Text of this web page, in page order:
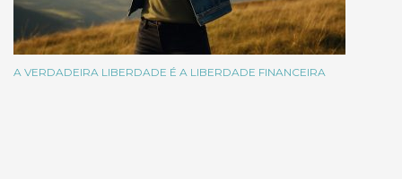
A VERDADEIRA LIBERDADE É A LIBERDADE FINANCEIRA